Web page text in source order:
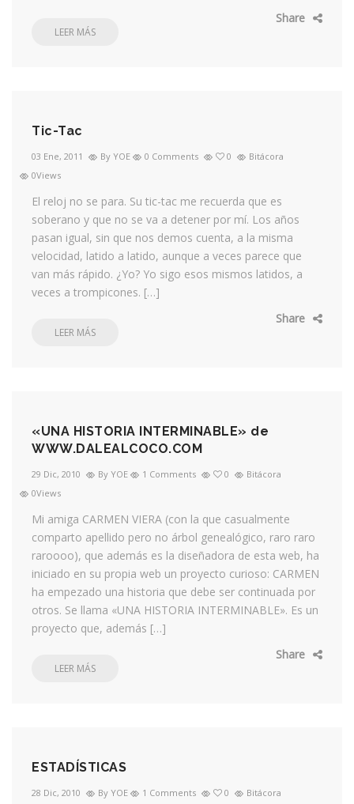
Share
LEER MÁS
Tic-Tac
03 Ene, 2011 By YOE 0 Comments 0
Bitácora
0Views
El reloj no se para. Su tic-tac me recuerda que es
soberano y que no se va a detener por mí. Los años
pasan igual, sin que nos demos cuenta, a la misma
velocidad, latido a latido, aunque a veces parece que
van más rápido. ¿Yo? Yo sigo esos mismos latidos, a
veces a trompicones. […]
Share
LEER MÁS
«UNA HISTORIA INTERMINABLE» de
WWW.DALEALCOCO.COM
29 Dic, 2010 By YOE 1 Comments 0
Bitácora
0Views
Mi amiga CARMEN VIERA (con la que casualmente
comparto apellido pero no árbol genealógico, raro raro
raroooo), que además es la diseñadora de esta web, ha
iniciado en su propia web un proyecto curioso: CARMEN
ha empezado una historia que debe ser continuada por
otros. Se llama «UNA HISTORIA INTERMINABLE». Es un
proyecto que, además […]
Share
LEER MÁS
ESTADÍSTICAS
28 Dic, 2010 By YOE 1 Comments 0 Bitácora